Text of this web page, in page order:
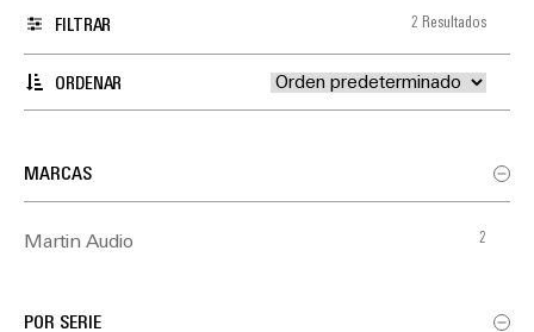
ORDENAR
FILTRAR 2 Resultados
MARCAS
Martin Audio 2
POR SERIE